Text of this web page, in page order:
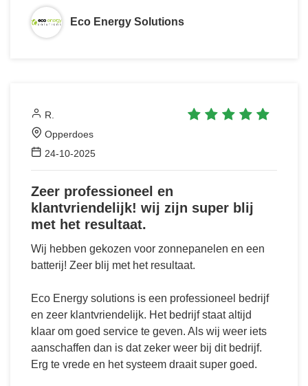
Eco Energy Solutions
R.
Opperdoes
24-10-2025
Zeer professioneel en
klantvriendelijk! wij zijn super blij
met het resultaat.
Wij hebben gekozen voor zonnepanelen en een
batterij! Zeer blij met het resultaat.
Eco Energy solutions is een professioneel bedrijf
en zeer klantvriendelijk. Het bedrijf staat altijd
klaar om goed service te geven. Als wij weer iets
aanschaffen dan is dat zeker weer bij dit bedrijf.
Erg te vrede en het systeem draait super goed.